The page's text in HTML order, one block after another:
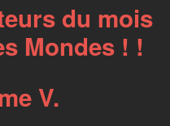
du mois
Mondes ! !
V.